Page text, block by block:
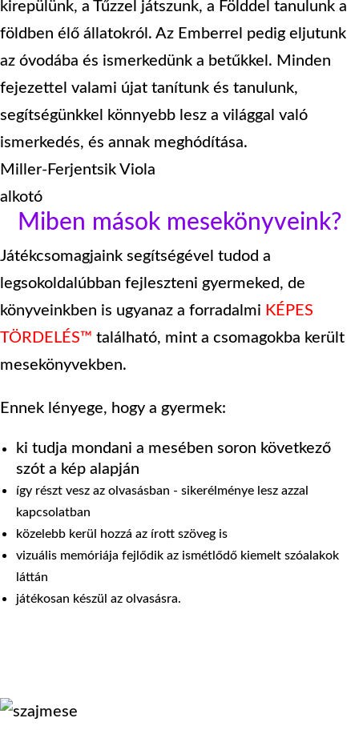
kirepülünk, a Tűzzel játszunk, a Földdel tanulunk a
földben élő állatokról. Az Emberrel pedig eljutunk
az óvodába és ismerkedünk a betűkkel. Minden
fejezettel valami újat tanítunk és tanulunk,
segítségünkkel könnyebb lesz a világgal való
ismerkedés, és annak meghódítása.
Miller-Ferjentsik Viola
alkotó
Miben mások mesekönyveink?
Játékcsomagjaink segítségével tudod a
legsokoldalúbban fejleszteni gyermeked, de
könyveinkben is ugyanaz a forradalmi KÉPES
TÖRDELÉS™ található, mint a csomagokba került
mesekönyvekben.
Ennek lényege, hogy a gyermek:
ki tudja mondani a mesében soron következő
szót a kép alapján
így részt vesz az olvasásban - sikerélménye lesz azzal
kapcsolatban
közelebb kerül hozzá az írott szöveg is
vizuális memóriája fejlődik az ismétlődő kiemelt szóalakok
láttán
játékosan készül az olvasásra.